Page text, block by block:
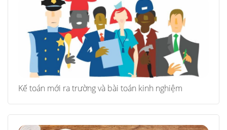
Kế toán mới ra trường và bài toán kinh nghiệm